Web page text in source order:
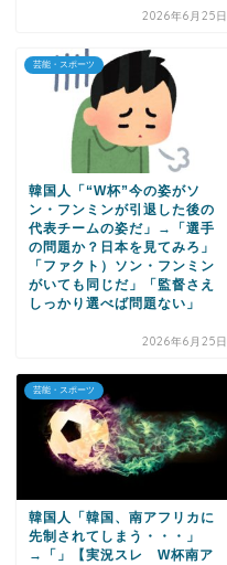
2026年6月25日
芸能・スポーツ
韓国人「“W杯”今の姿がソ
ン・フンミンが引退した後の
代表チームの姿だ」→「選手
の問題か？日本を見てみろ」
「ファクト）ソン・フンミン
がいても同じだ」「監督さえ
しっかり選べば問題ない」
2026年6月25日
芸能・スポーツ
韓国人「韓国、南アフリカに
先制されてしまう・・・」
→「」【実況スレ W杯南ア